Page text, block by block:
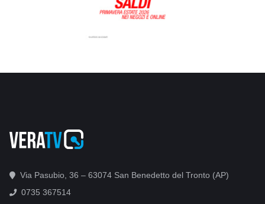
Via Pasubio, 36 – 63074 San Benedetto del Tronto (AP)
0735 367514